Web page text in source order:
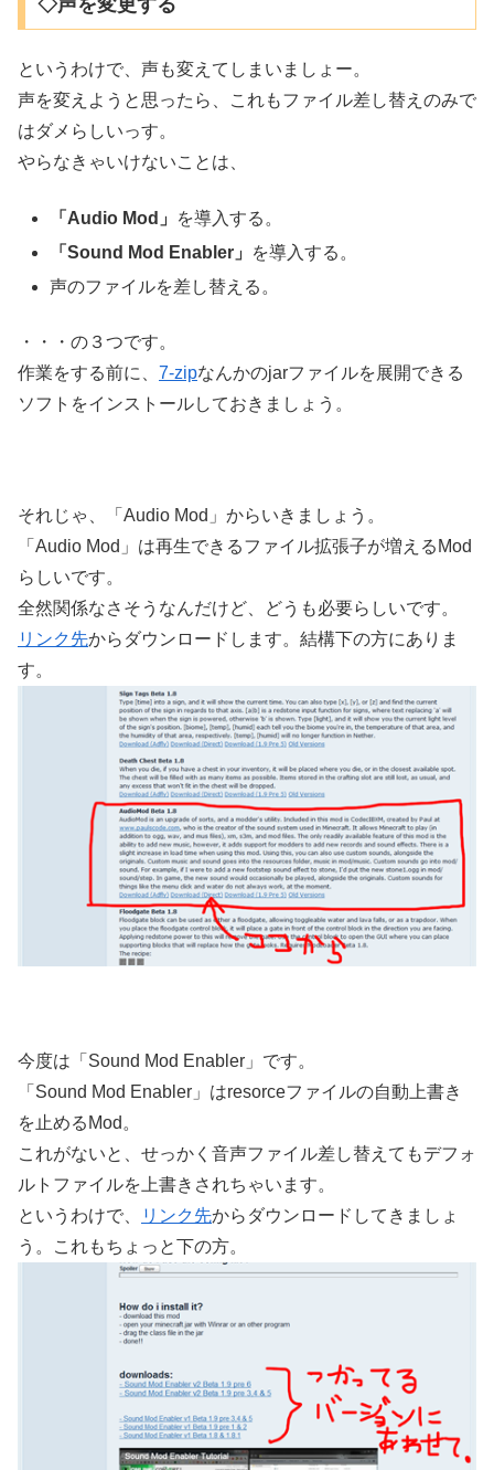
というわけで、声も変えてしまいましょー。
声を変えようと思ったら、これもファイル差し替えのみで
はダメらしいっす。
やらなきゃいけないことは、
「Audio Mod」
を導入する。
「Sound Mod Enabler」
を導入する。
声のファイルを差し替える。
・・・の３つです。
作業をする前に、 7-zipなんかのjarファイルを展開できる
ソフトをインストールしておきましょう。
それじゃ、「Audio Mod」からいきましょう。
「Audio Mod」は再生できるファイル拡張子が増えるMod
らしいです。
全然関係なさそうなんだけど、どうも必要らしいです。
リンク先からダウンロードします。結構下の方にありま
す。
今度は「Sound Mod Enabler」です。
「Sound Mod Enabler」はresorceファイルの自動上書き
を止めるMod。
これがないと、せっかく音声ファイル差し替えてもデフォ
ルトファイルを上書きされちゃいます。
というわけで、
リンク先からダウンロードしてきましょ
う。これもちょっと下の方。